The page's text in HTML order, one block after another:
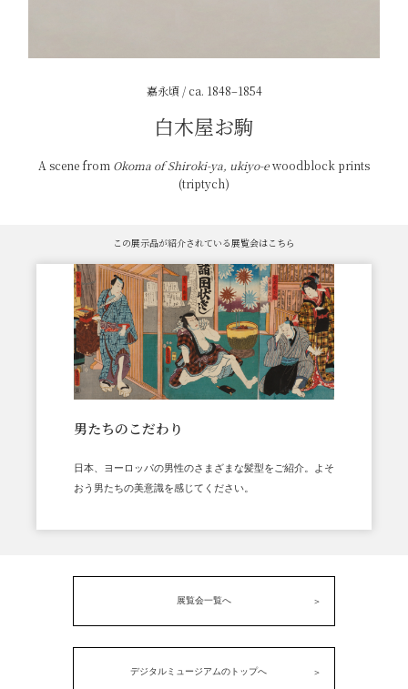
嘉永頃 / ca. 1848–1854
白木屋お駒
A scene from Okoma of Shiroki-ya, ukiyo-ewoodblock prints
(triptych)
この展示品が紹介されている展覧会はこちら
男たちのこだわり
日本、ヨーロッパの男性のさまざまな髪型をご紹介。よそ
おう男たちの美意識を感じてください。
展覧会一覧へ
デジタルミュージアムのトップへ